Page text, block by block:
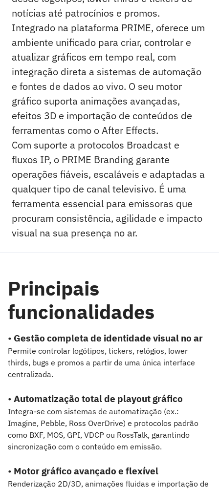
notícias até patrocínios e promos.
Integrado na plataforma PRIME, oferece um
ambiente unificado para criar, controlar e
atualizar gráficos em tempo real, com
integração direta a sistemas de automação
e fontes de dados ao vivo. O seu motor
gráfico suporta animações avançadas,
efeitos 3D e importação de conteúdos de
ferramentas como o After Effects.
Com suporte a protocolos Broadcast e
fluxos IP, o PRIME Branding garante
operações fiáveis, escaláveis e adaptadas a
qualquer tipo de canal televisivo. É uma
ferramenta essencial para emissoras que
procuram consistência, agilidade e impacto
visual na sua presença no ar.
Principais
funcionalidades
• Gestão completa de identidade visual no ar
Permite controlar logótipos, tickers, relógios, lower
thirds, bugs e promos a partir de uma única interface
centralizada.
• Automatização total de playout gráfico
Integra-se com sistemas de automatização (ex.:
Imagine, Pebble, Ross OverDrive) e protocolos padrão
como BXF, MOS, GPI, VDCP ou RossTalk, garantindo
sincronização com o conteúdo em emissão.
• Motor gráfico avançado e flexível
Renderização 2D/3D, animações fluidas e importação de